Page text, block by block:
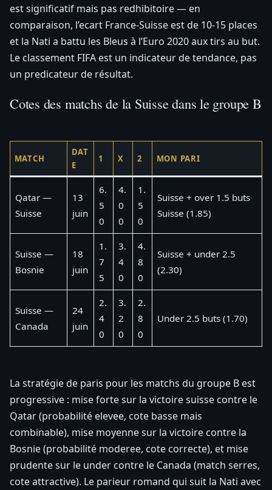
est significatif mais pas redhibitoire — en
comparaison, l’ecart France-Suisse est de 10-15 places
et la Nati a battu les Bleus à l’Euro 2020 aux tirs au but.
Le classement FIFA est un indicateur de tendance, pas
un predicateur de résultat.
Cotes des matchs de la Suisse dans le groupe B
MATCH
DAT
E
1 X 2 MON PARI
Qatar —
Suisse
13
juin
6.
5
0
4.
0
0
1.
5
0
Suisse + over 1.5 buts
Suisse (1.85)
Suisse —
Bosnie
18
juin
1.
7
5
3.
4
0
4.
8
0
Suisse + under 2.5
(2.30)
Suisse —
Canada
24
juin
2.
4
0
3.
2
0
2.
8
0
Under 2.5 buts (1.70)
La stratégie de paris pour les matchs du groupe B est
progressive : mise forte sur la victoire suisse contre le
Qatar (probabilité elevee, cote basse mais
combinable), mise moyenne sur la victoire contre la
Bosnie (probabilité moderee, cote correcte), et mise
prudente sur le under contre le Canada (match serres,
cote attractive). Le parieur romand qui suit la Nati avec